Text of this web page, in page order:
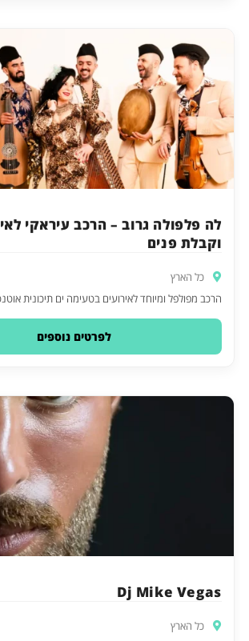
לה פלפולה גרוב – הרכב עיראקי
וקבלת פנים
כל הארץ
הרכב מפולפל ומיוחד לאירועים בטעימה ים תיכונית
לפרטים נוספים
Dj Mike Vegas
כל הארץ